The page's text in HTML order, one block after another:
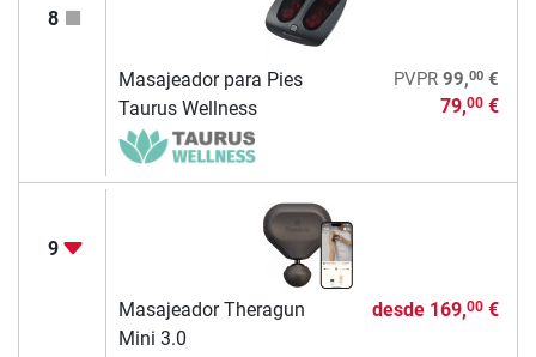
8
Masajeador para Pies
Taurus Wellness
PVPR 99,00€
79,00€
9
Masajeador Theragun
Mini 3.0
desde 169,00€